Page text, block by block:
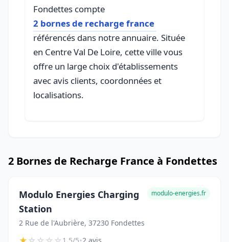
Fondettes compte
2 bornes de recharge france
référencés dans notre annuaire. Située
en Centre Val De Loire, cette ville vous
offre un large choix d'établissements
avec avis clients, coordonnées et
localisations.
2 Bornes de Recharge France à Fondettes
Modulo Energies Charging
Station
2 Rue de l'Aubrière, 37230 Fondettes
modulo-energies.fr